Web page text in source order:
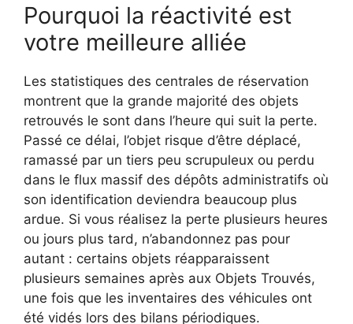
Pourquoi la réactivité est
votre meilleure alliée
Les statistiques des centrales de réservation
montrent que la grande majorité des objets
retrouvés le sont dans l’heure qui suit la perte.
Passé ce délai, l’objet risque d’être déplacé,
ramassé par un tiers peu scrupuleux ou perdu
dans le flux massif des dépôts administratifs où
son identification deviendra beaucoup plus
ardue. Si vous réalisez la perte plusieurs heures
ou jours plus tard, n’abandonnez pas pour
autant : certains objets réapparaissent
plusieurs semaines après aux Objets Trouvés,
une fois que les inventaires des véhicules ont
été vidés lors des bilans périodiques.